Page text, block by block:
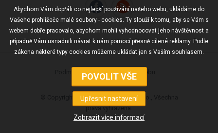
Abychom Vám dopřáli co nejlepší používání našeho webu, ukládáme do
Vašeho prohlížeče malé soubory - cookies. Ty slouží k tomu, aby se Vám s
webem dobře pracovalo, abychom mohli vyhodnocovat jeho návštěvnost a
případně Vám usnadnili návrat k nám pomocí přesně cílené reklamy. Podle
zákona některé typy cookies můžeme ukládat jen s Vaším souhlasem.
Podmínky užívání Mapa webu
© Copyright ELEKTRO S.M.S., spol s r.o., Všechna
práva vyhrazena.